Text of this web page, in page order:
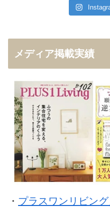
メディア掲載実績
・ プラスワンリビン